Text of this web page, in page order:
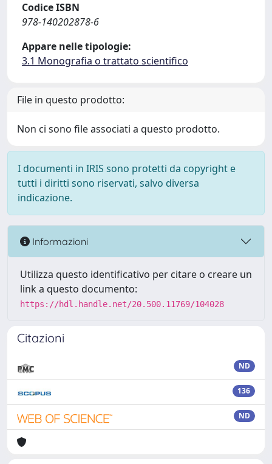
Codice ISBN
978-140202878-6
Appare nelle tipologie:
3.1 Monografia o trattato scientifico
File in questo prodotto:
Non ci sono file associati a questo prodotto.
I documenti in IRIS sono protetti da copyright e
tutti i diritti sono riservati, salvo diversa
indicazione.
Informazioni
Utilizza questo identificativo per citare o creare un
link a questo documento:
https://hdl.handle.net/20.500.11769/104028
Citazioni
ND
136
ND